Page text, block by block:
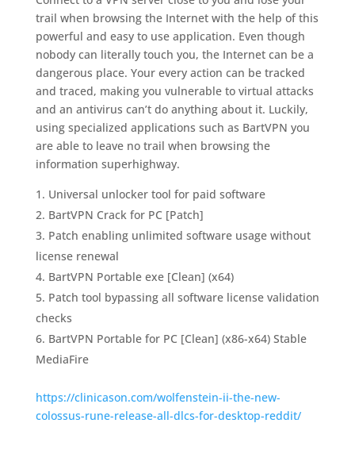
trail when browsing the Internet with the help of this
powerful and easy to use application. Even though
nobody can literally touch you, the Internet can be a
dangerous place. Your every action can be tracked
and traced, making you vulnerable to virtual attacks
and an antivirus can’t do anything about it. Luckily,
using specialized applications such as BartVPN you
are able to leave no trail when browsing the
information superhighway.
Universal unlocker tool for paid software
BartVPN Crack for PC [Patch]
Patch enabling unlimited software usage without
license renewal
BartVPN Portable exe [Clean] (x64)
Patch tool bypassing all software license validation
checks
BartVPN Portable for PC [Clean] (x86-x64) Stable
MediaFire
https://clinicason.com/wolfenstein-ii-the-new-
colossus-rune-release-all-dlcs-for-desktop-reddit/